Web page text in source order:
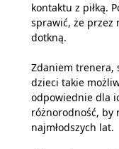
kontaktu z piłką.
sprawić, że przez
dotkną.
Zdaniem trenera,
dzieci takie
odpowiednie dla
różnorodność, by
najmłodszych lat.